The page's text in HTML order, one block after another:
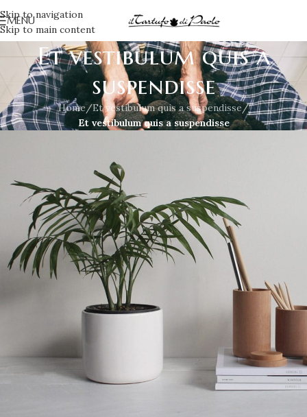
Skip to navigation
Skip to main content
MENU
Et vestibulum quis a
suspendisse
Home/Et vestibulum quis a suspendisse/
Et vestibulum quis a suspendisse